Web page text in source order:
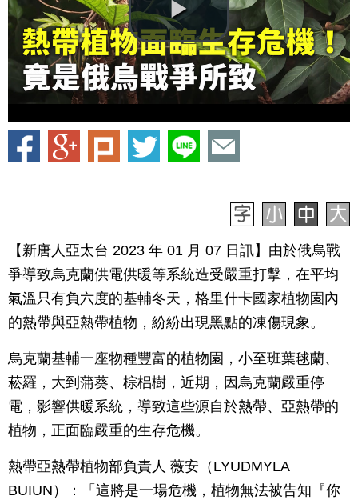
【新唐人亞太台 2023 年 01 月 07 日訊】由於俄烏戰
爭導致烏克蘭供電供暖等系統造受嚴重打擊，在平均
氣溫只有負六度的基輔冬天，格里什卡國家植物園內
的熱帶與亞熱帶植物，紛紛出現黑點的凍傷現象。
烏克蘭基輔一座物種豐富的植物園，小至班葉毬蘭、
菘羅，大到蒲葵、棕梠樹，近期，因烏克蘭嚴重停
電，影響供暖系統，導致這些源自於熱帶、亞熱帶的
植物，正面臨嚴重的生存危機。
熱帶亞熱帶植物部負責人 薇安（LYUDMYLA
BUIUN）：「這將是一場危機，植物無法被告知『你